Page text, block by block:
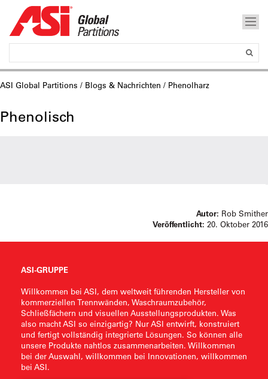
ASI Global Partitions / Blogs & Nachrichten / Phenolharz
Phenolisch
Autor: Rob Smither
Veröffentlicht: 20. Oktober 2016
ASI-GRUPPE
Willkommen bei ASI, dem weltweit führenden Hersteller von
kommerziellen Trennwänden, Waschraumzubehör,
Schließfächern und visuellen Ausstellungsprodukten. Was
also macht ASI so einzigartig? Nur ASI entwirft, konstruiert
und fertigt vollständig integrierte Lösungen. So können alle
unsere Produkte nahtlos zusammenarbeiten. Willkommen
bei der Auswahl, willkommen bei Innovationen, willkommen
bei ASI.